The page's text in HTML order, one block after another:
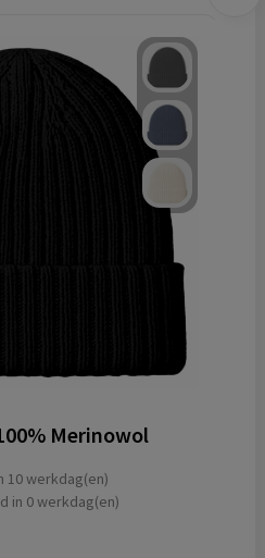
Merinowol
10 werkdag(en)
in 0 werkdag(en)